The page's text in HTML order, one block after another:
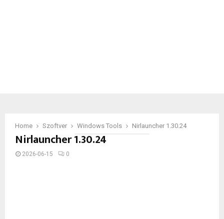
Home Szoftver Windows Tools Nirlauncher 1.30.24
Nirlauncher 1.30.24
2026-06-15 0